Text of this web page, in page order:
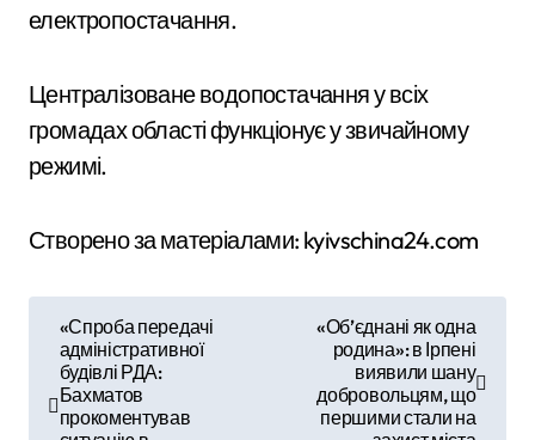
електропостачання.
Централізоване водопостачання у всіх
громадах області функціонує у звичайному
режимі.
Створено за матеріалами: kyivschina24.com
в
«Спроба передачі
адміністративної
будівлі РДА:
Бахматов
прокоментував
«Об’єднані як одна
родина»: в Ірпені
виявили шану
добровольцям, що
першими стали на